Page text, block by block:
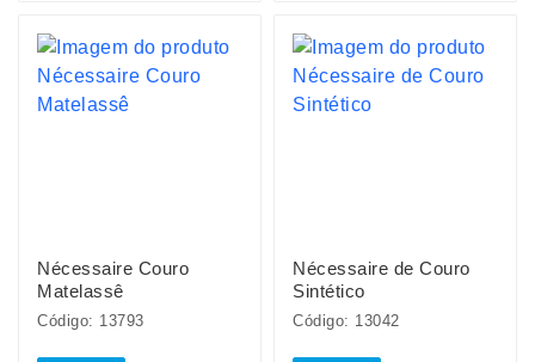
Nécessaire Couro
Matelassê
Código: 13793
Nécessaire de Couro
Sintético
Código: 13042